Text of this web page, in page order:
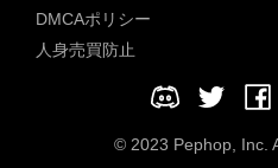
DMCAポリシー
人身売買防止
© 2023 Pephop, Inc.